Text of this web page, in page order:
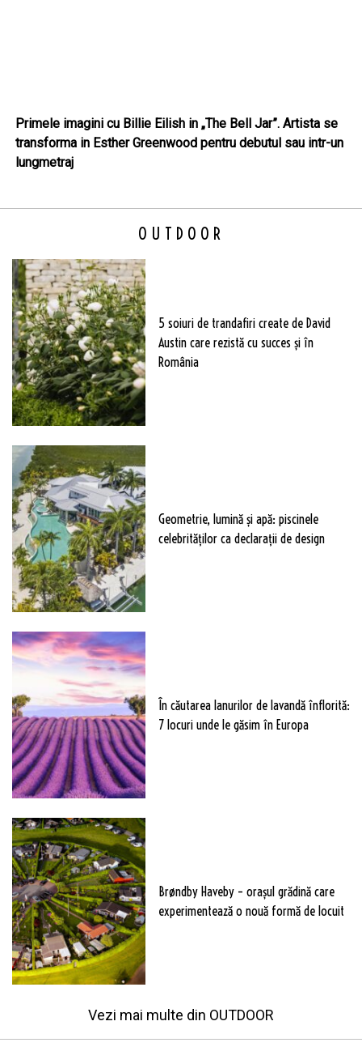
Primele imagini cu Billie Eilish in „The Bell Jar”. Artista se
transforma in Esther Greenwood pentru debutul sau intr-un
lungmetraj
OUTDOOR
5 soiuri de trandafiri create de David
Austin care rezistă cu succes și în
România
Geometrie, lumină și apă: piscinele
celebrităților ca declarații de design
În căutarea lanurilor de lavandă înflorită:
7 locuri unde le găsim în Europa
Brøndby Haveby – orașul grădină care
experimentează o nouă formă de locuit
Vezi mai multe din OUTDOOR